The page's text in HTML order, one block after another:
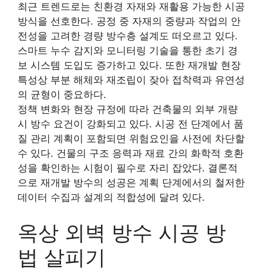
최근 트렌드로는 친환경 자재와 재활용 가능한 시공
방식을 선호한다. 공정 중 자재의 중량과 작업의 안
전성을 고려한 경량 방수층 설계도 떠오르고 있다.
스마트 누수 감지와 모니터링 기술을 통한 초기 경
보 시스템 도입도 증가하고 있다. 또한 재개발 현장
특성상 부분 해체와 재조립이 잦아 접착력과 유연성
의 균형이 중요하다.
정책 변화와 현장 규정에 따라 건축물의 외부 개량
시 방수 요건이 강화되고 있다. 시공 전 단계에서 품
질 관리 계획이 포함되면 위험요인을 사전에 차단할
수 있다. 건물의 구조 응력과 재료 간의 화학적 호환
성을 확인하는 시험이 필수로 자리 잡았다. 결론적
으로 재개발 방수의 성공은 계획 단계에서의 철저한
데이터 수집과 설계의 적합성에 달려 있다.
옥상 외벽 방수 시공 방
법 살피기